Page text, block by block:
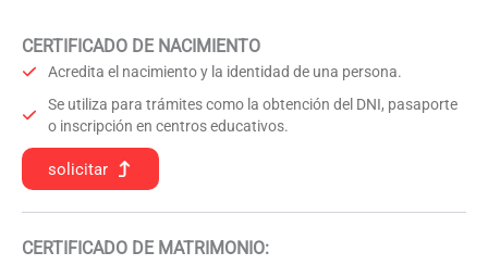
CERTIFICADO DE NACIMIENTO
Acredita el nacimiento y la identidad de una persona.
Se utiliza para trámites como la obtención del DNI, pasaporte
o inscripción en centros educativos.
solicitar
CERTIFICADO DE MATRIMONIO: